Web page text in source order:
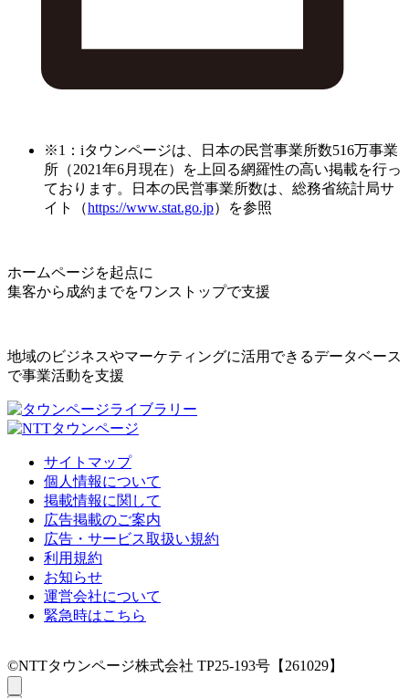
※1：iタウンページは、日本の民営事業所数516万事業
所（2021年6月現在）を上回る網羅性の高い掲載を行っ
ております。日本の民営事業所数は、総務省統計局サ
イト（https://www.stat.go.jp）を参照
ホームページを起点に
集客から成約までをワンストップで支援
地域のビジネスやマーケティングに活用できるデータベース
で事業活動を支援
サイトマップ
個人情報について
掲載情報に関して
広告掲載のご案内
広告・サービス取扱い規約
利用規約
お知らせ
運営会社について
緊急時はこちら
©NTTタウンページ株式会社 TP25-193号【261029】